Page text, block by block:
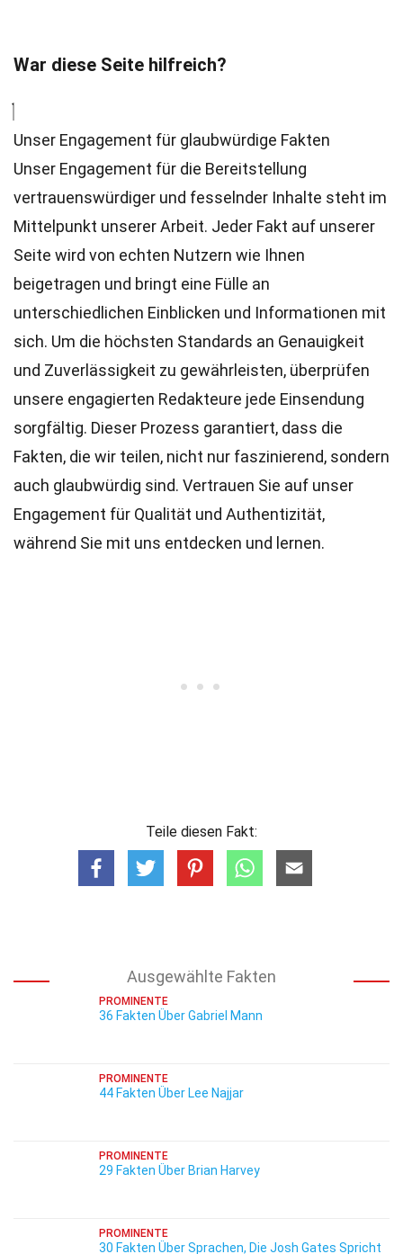
War diese Seite hilfreich?
Unser Engagement für glaubwürdige Fakten
Unser Engagement für die Bereitstellung
vertrauenswürdiger und fesselnder Inhalte steht im
Mittelpunkt unserer Arbeit. Jeder Fakt auf unserer
Seite wird von echten Nutzern wie Ihnen
beigetragen und bringt eine Fülle an
unterschiedlichen Einblicken und Informationen mit
sich. Um die höchsten Standards an Genauigkeit
und Zuverlässigkeit zu gewährleisten, überprüfen
unsere engagierten Redakteure jede Einsendung
sorgfältig. Dieser Prozess garantiert, dass die
Fakten, die wir teilen, nicht nur faszinierend, sondern
auch glaubwürdig sind. Vertrauen Sie auf unser
Engagement für Qualität und Authentizität,
während Sie mit uns entdecken und lernen.
Teile diesen Fakt:
Ausgewählte Fakten
PROMINENTE
36 Fakten Über Gabriel Mann
PROMINENTE
44 Fakten Über Lee Najjar
PROMINENTE
29 Fakten Über Brian Harvey
PROMINENTE
30 Fakten Über Sprachen, Die Josh Gates Spricht